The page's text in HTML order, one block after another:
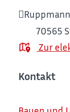
70565
Zur
Kontakt